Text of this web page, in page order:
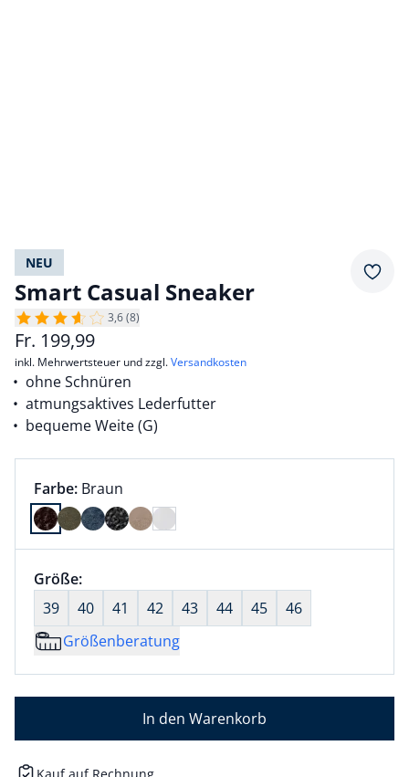
NEU
Smart Casual Sneaker
3,6 (8)
Fr. 199,99
inkl. Mehrwertsteuer und zzgl.Versandkosten
ohne Schnüren
atmungsaktives Lederfutter
bequeme Weite (G)
Farbauswahl:
Farbe: aktuell ausgewählt:
Braun
Farbe Braun ausgewählt
Größenauswahl:
Größe:nichts ausgewählt
39
40 41 42 43 44 45
46
Größenberatung
In den Warenkorb
Kauf auf Rechnung